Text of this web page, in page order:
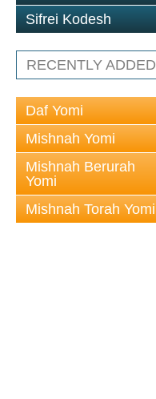
Sifrei Kodesh
RECENTLY ADDED
Daf Yomi
Mishnah Yomi
Mishnah Berurah
Yomi
Mishnah Torah Yomi